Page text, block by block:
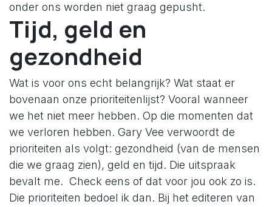
onder ons worden niet graag gepusht.
Tijd, geld en
gezondheid
Wat is voor ons echt belangrijk? Wat staat er
bovenaan onze prioriteitenlijst? Vooral wanneer
we het niet meer hebben. Op die momenten dat
we verloren hebben. Gary Vee verwoordt de
prioriteiten als volgt: gezondheid (van de mensen
die we graag zien), geld en tijd. Die uitspraak
bevalt me. Check eens of dat voor jou ook zo is.
Die prioriteiten bedoel ik dan. Bij het editeren van